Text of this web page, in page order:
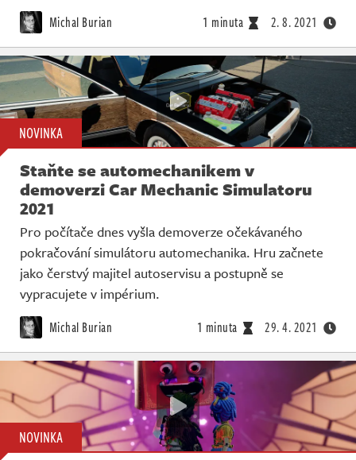
Michal Burian 1 minuta 2. 8. 2021
NOVINKA
Staňte se automechanikem v
demoverzi Car Mechanic Simulatoru
2021
Pro počítače dnes vyšla demoverze očekávaného
pokračování simulátoru automechanika. Hru začnete
jako čerstvý majitel autoservisu a postupně se
vypracujete v impérium.
Michal Burian 1 minuta 29. 4. 2021
NOVINKA